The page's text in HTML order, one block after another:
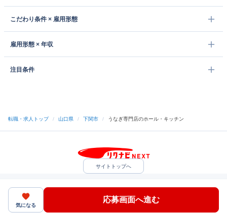
こだわり条件 × 雇用形態
雇用形態 × 年収
注目条件
転職・求人トップ / 山口県 / 下関市 / うなぎ専門店のホール・キッチン
気になる
応募画面へ進む
サイトトップへ
中途採用をご検討の企業様
ヘルプ・お問い合わせ
（C）Indeed Inc.